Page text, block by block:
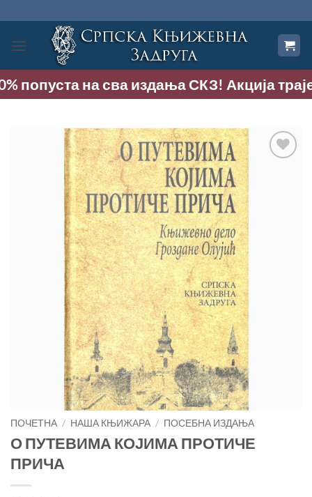
на
садржај
попуста на сва издања СКЗ! Акција траје
ПОЧЕТНА / НАША КЊИЖАРА / ПОСЕБНА ИЗДАЊА
О ПУТЕВИМА КОЈИМА ПРОТИЧЕ
ПРИЧА